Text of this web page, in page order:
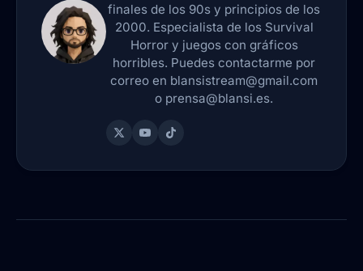
finales de los 90s y principios de los
2000. Especialista de los Survival
Horror y juegos con gráficos
horribles. Puedes contactarme por
correo en blansistream@gmail.com
o prensa@blansi.es.